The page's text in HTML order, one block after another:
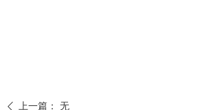
ꄴ 上一篇： 无